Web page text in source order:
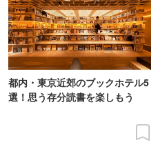
都内・東京近郊のブックホテル5
選！思う存分読書を楽しもう